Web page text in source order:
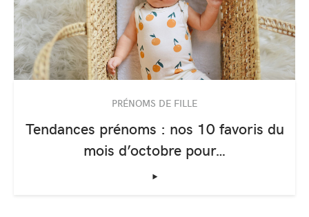
PRÉNOMS DE FILLE
Tendances prénoms : nos 10 favoris du
mois d’octobre pour…
‣